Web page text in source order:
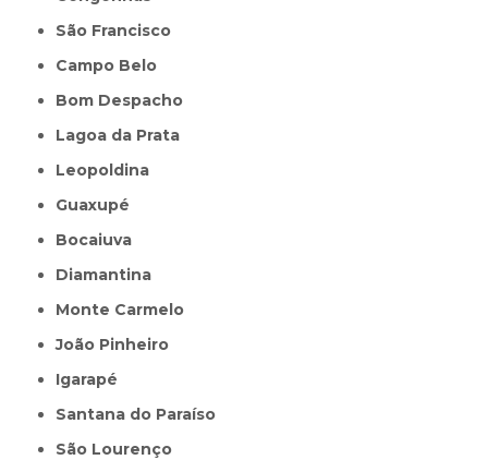
São Francisco
Campo Belo
Bom Despacho
Lagoa da Prata
Leopoldina
Guaxupé
Bocaiuva
Diamantina
Monte Carmelo
João Pinheiro
Igarapé
Santana do Paraíso
São Lourenço